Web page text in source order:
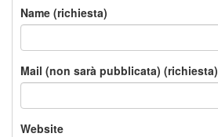
Name (richiesta)
Mail (non sarà pubblicata) (richiesta)
Website